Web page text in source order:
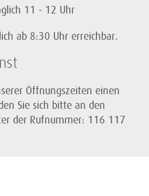
11 - 12 Uhr
ab 8:30 Uhr erreichbar.
Öffnungszeiten einen
Sie sich bitte an den
der Rufnummer: 116 117